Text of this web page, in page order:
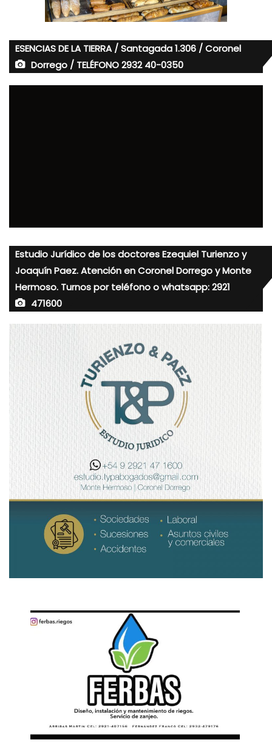
ESENCIAS DE LA TIERRA / Santagada 1.306 / Coronel
Dorrego / TELÉFONO 2932 40-0350
Estudio Jurídico de los doctores Ezequiel Turienzo y
Joaquín Paez. Atención en Coronel Dorrego y Monte
Hermoso. Turnos por teléfono o whatsapp: 2921
471600